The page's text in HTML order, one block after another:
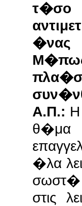
τ�σο
�νας
Α.Π.:
θ�μα
�λα
στις